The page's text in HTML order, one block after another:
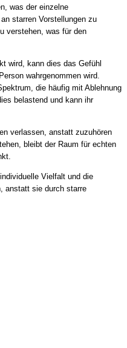
was der einzelne
starren Vorstellungen zu
verstehen, was für den
wird, kann dies das Gefühl
wahrgenommen wird.
die häufig mit Ablehnung
belastend und kann ihr
verlassen, anstatt zuzuhören
bleibt der Raum für echten
Vielfalt und die
anstatt sie durch starre